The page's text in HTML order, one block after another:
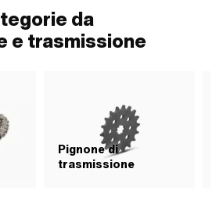
totale:
da
e trasmissione
Pignone di
trasmissione